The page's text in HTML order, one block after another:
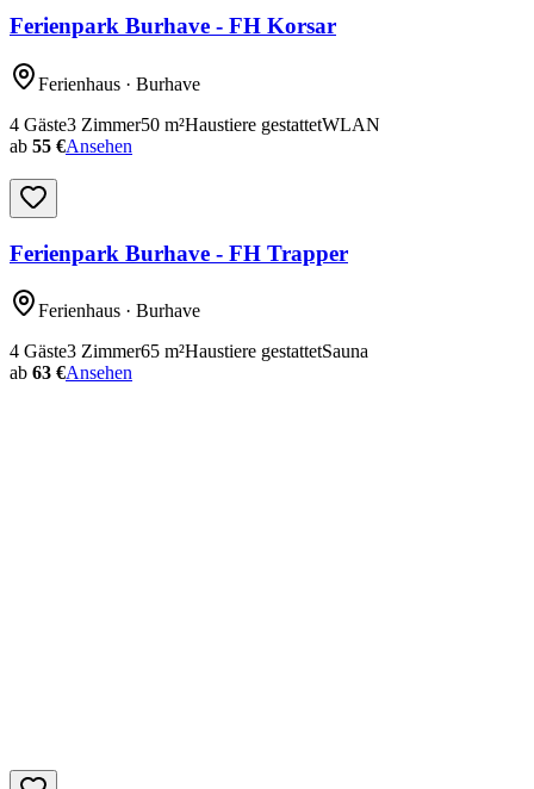
Ferienpark Burhave - FH Korsar
Ferienhaus · Burhave
4 Gäste3 Zimmer50 m²Haustiere gestattetWLAN
ab 55 €Ansehen
Ferienpark Burhave - FH Trapper
Ferienhaus · Burhave
4 Gäste3 Zimmer65 m²Haustiere gestattetSauna
ab 63 €Ansehen